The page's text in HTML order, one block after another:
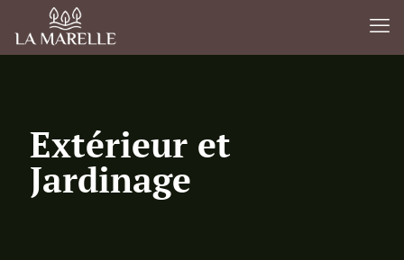
Extérieur et
Jardinage